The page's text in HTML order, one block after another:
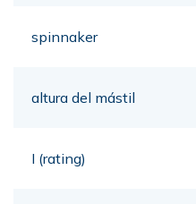
spinnaker
altura del mástil
I (rating)